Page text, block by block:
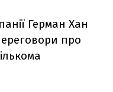
Герман Хан
про